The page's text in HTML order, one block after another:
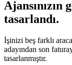
Ajansınızın
tasarlandı.
İşinizi beş farklı
adayından son
tasarlanmıştır.